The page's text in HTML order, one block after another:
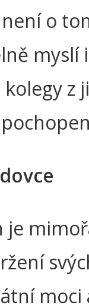
o
myslí
z
je